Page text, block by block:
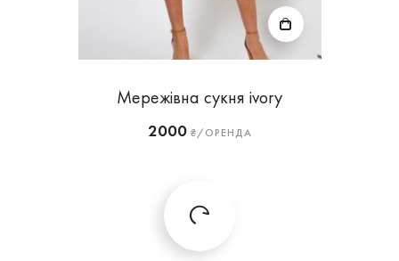
Мережівна сукня ivory
2000₴/ОРЕНДА